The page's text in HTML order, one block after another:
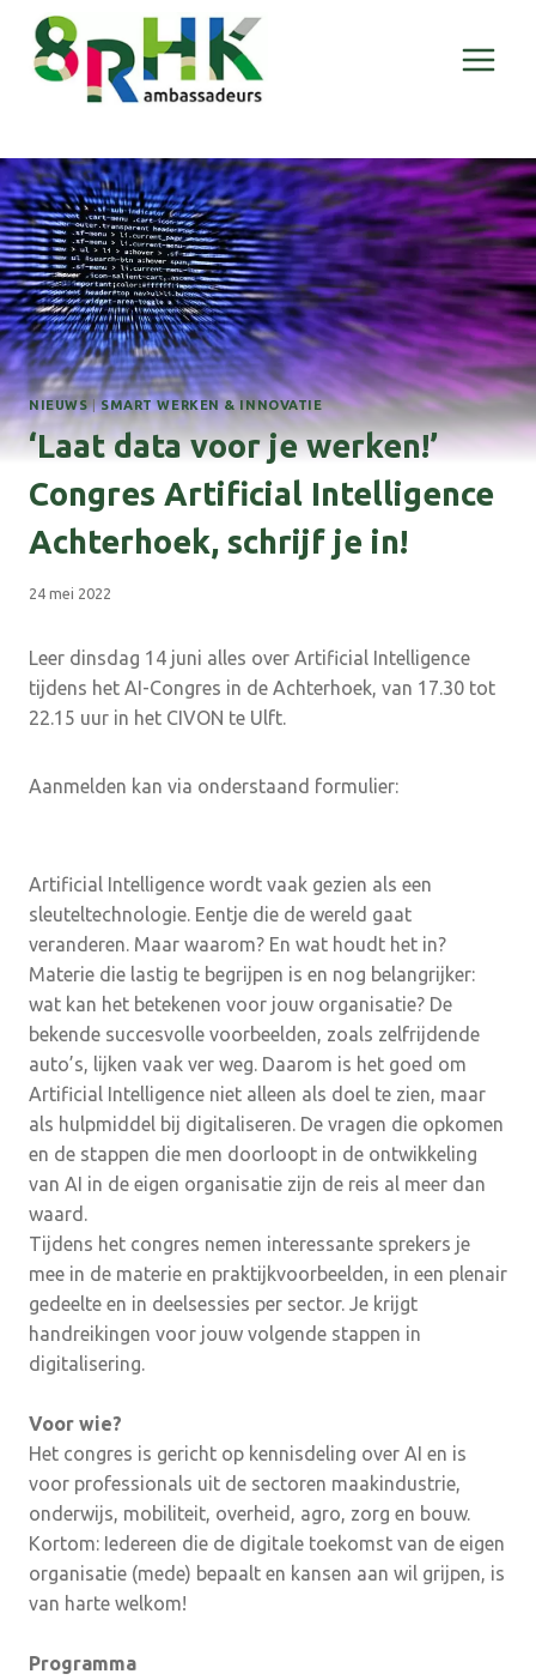
Doorgaan
naar
inhoud
NIEUWS|SMART WERKEN & INNOVATIE
‘Laat data voor je werken!’
Congres Artificial Intelligence
Achterhoek, schrijf je in!
24 mei 2022
Leer dinsdag 14 juni alles over Artificial Intelligence
tijdens het AI-Congres in de Achterhoek, van 17.30 tot
22.15 uur in het CIVON te Ulft.
Aanmelden kan via onderstaand formulier:
Artificial Intelligence wordt vaak gezien als een
sleuteltechnologie. Eentje die de wereld gaat
veranderen. Maar waarom? En wat houdt het in?
Materie die lastig te begrijpen is en nog belangrijker:
wat kan het betekenen voor jouw organisatie? De
bekende succesvolle voorbeelden, zoals zelfrijdende
auto’s, lijken vaak ver weg. Daarom is het goed om
Artificial Intelligence niet alleen als doel te zien, maar
als hulpmiddel bij digitaliseren. De vragen die opkomen
en de stappen die men doorloopt in de ontwikkeling
van AI in de eigen organisatie zijn de reis al meer dan
waard.
Tijdens het congres nemen interessante sprekers je
mee in de materie en praktijkvoorbeelden, in een plenair
gedeelte en in deelsessies per sector. Je krijgt
handreikingen voor jouw volgende stappen in
digitalisering.
Voor wie?
Het congres is gericht op kennisdeling over AI en is
voor professionals uit de sectoren maakindustrie,
onderwijs, mobiliteit, overheid, agro, zorg en bouw.
Kortom: Iedereen die de digitale toekomst van de eigen
organisatie (mede) bepaalt en kansen aan wil grijpen, is
van harte welkom!
Programma